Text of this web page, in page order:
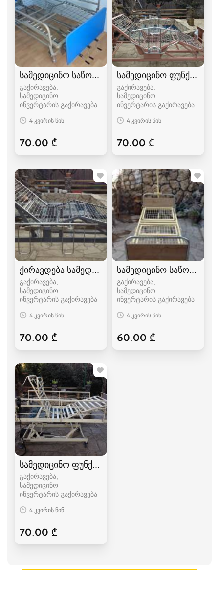
სამედიცინო საწოლი
გაქირავება,
სამედიცინო
ინვერტარის გაქირავება
4 კვირის წინ
70.00 ₾
სამედიცინო
გაქირავება,
სამედიცინო
ინვერტარის გაქირავება
4 კვირის წინ
70.00 ₾
ქირავდება სამედიცინო ფუნქციონალური
გაქირავება,
სამედიცინო
ინვერტარის გაქირავება
4 კვირის წინ
70.00 ₾
სამედიცინო საწოლი
გაქირავება,
სამედიცინო
ინვერტარის გაქირავება
4 კვირის წინ
60.00 ₾
სამედიცინო ფუნქციონალური საწოლი
გაქირავება,
სამედიცინო
ინვერტარის გაქირავება
4 კვირის წინ
70.00 ₾